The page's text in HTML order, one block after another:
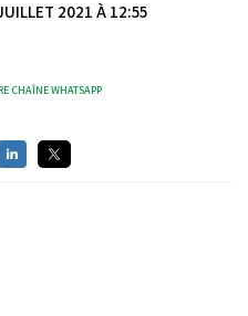
2021 À 12:55
CHAÎNE WHATSAPP